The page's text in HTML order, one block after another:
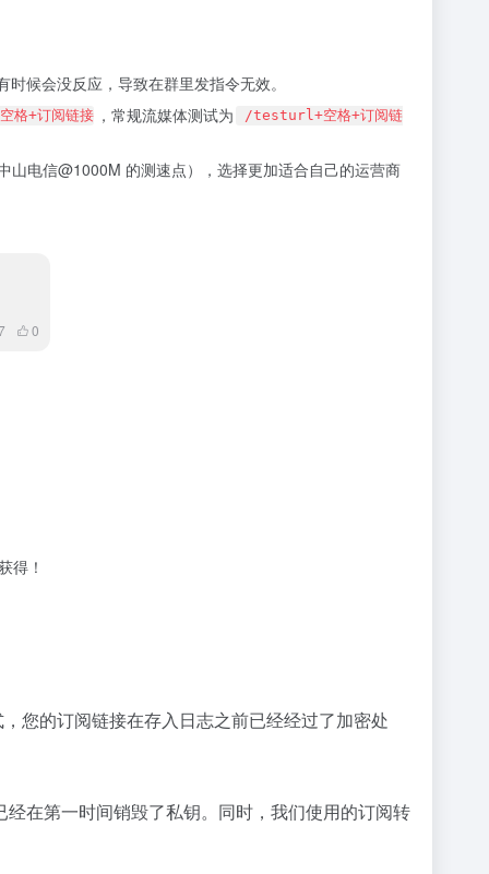
候会没反应，导致在群里发指令无效。
+订阅链接 ，常规流媒体测试为
/testurl+空格+订阅链
电信@1000M 的测速点），选择更加适合自己的运营商
0
得！
您的订阅链接在存入日志之前已经经过了加密处
在第一时间销毁了私钥。同时，我们使用的订阅转